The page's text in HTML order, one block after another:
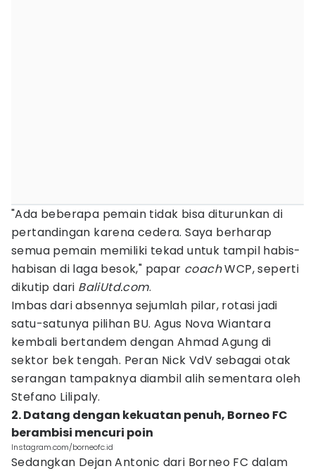
"Ada beberapa pemain tidak bisa diturunkan di
pertandingan karena cedera. Saya berharap
semua pemain memiliki tekad untuk tampil habis-
habisan di laga besok," papar coachWCP, seperti
dikutip dari BaliUtd.com.
Imbas dari absennya sejumlah pilar, rotasi jadi
satu-satunya pilihan BU. Agus Nova Wiantara
kembali bertandem dengan Ahmad Agung di
sektor bek tengah. Peran Nick VdV sebagai otak
serangan tampaknya diambil alih sementara oleh
Stefano Lilipaly.
2. Datang dengan kekuatan penuh, Borneo FC
berambisi mencuri poin
Instagram.com/borneofc.id
Sedangkan Dejan Antonic dari Borneo FC dalam